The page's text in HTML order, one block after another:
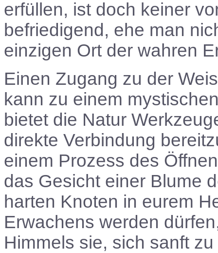
erfüllen, ist doch keiner
befriedigend, ehe man
einzigen Ort der wahren
Einen Zugang zu der
kann zu einem
bietet die Natur
direkte Verbindung
einem Prozess des
das Gesicht einer Blume
harten Knoten in eurem
Erwachens werden
Himmels sie, sich sanft